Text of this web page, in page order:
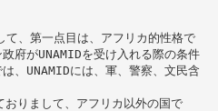
て、第一点目は、アフリカ的性格で
府がUNAMIDを受け入れる際の条件
、UNAMIDには、軍、警察、文民含
りまして、アフリカ以外の国で